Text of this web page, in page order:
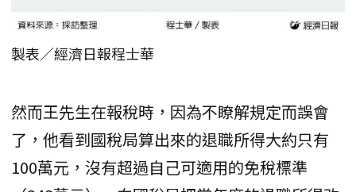
製表／經濟日報程士華
然而王先生在報稅時，因為不瞭解規定而誤會
了，他看到國稅局算出來的退職所得大約只有
100萬元，沒有超過自己可適用的免稅標準